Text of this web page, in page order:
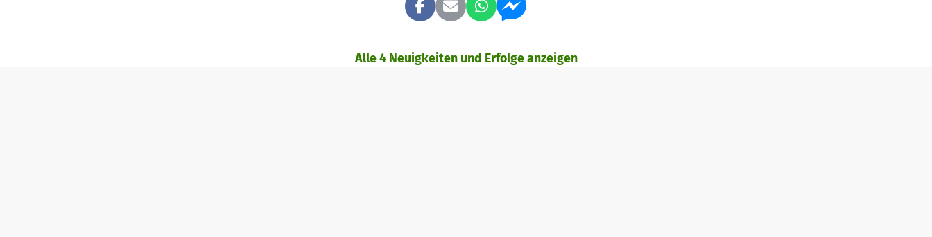
Alle 4 Neuigkeiten und Erfolge anzeigen